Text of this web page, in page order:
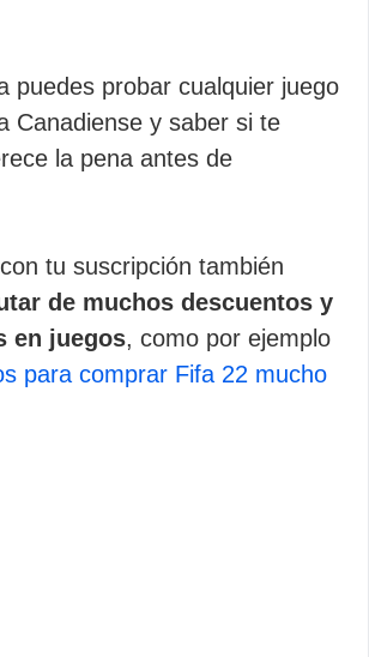
puedes probar cualquier juego
Canadiense y saber si te
la pena antes de
tu suscripción también
de muchos descuentos y
en juegos, como por ejemplo
para comprar Fifa 22 mucho